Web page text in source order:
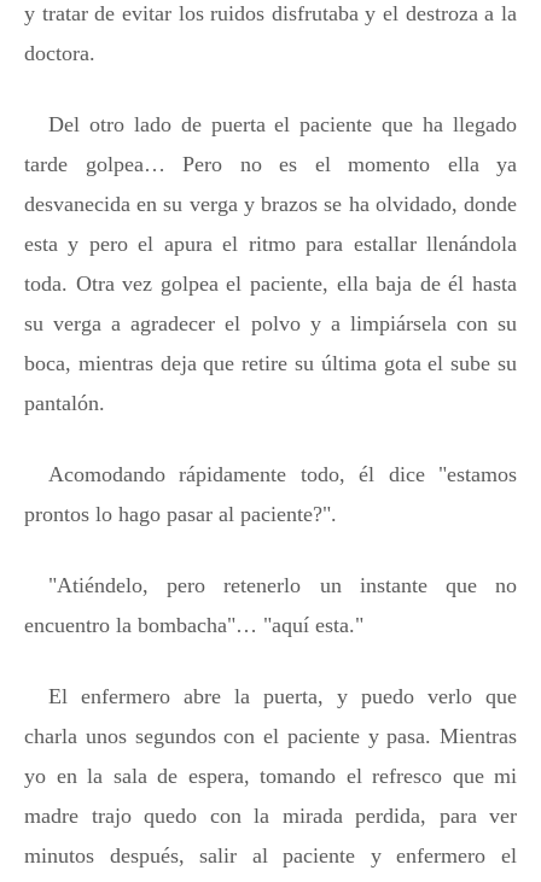
y tratar de evitar los ruidos disfrutaba y el destroza a la
doctora.
Del otro lado de puerta el paciente que ha llegado
tarde golpea… Pero no es el momento ella ya
desvanecida en su verga y brazos se ha olvidado, donde
esta y pero el apura el ritmo para estallar llenándola
toda. Otra vez golpea el paciente, ella baja de él hasta
su verga a agradecer el polvo y a limpiársela con su
boca, mientras deja que retire su última gota el sube su
pantalón.
Acomodando rápidamente todo, él dice "estamos
prontos lo hago pasar al paciente?".
"Atiéndelo, pero retenerlo un instante que no
encuentro la bombacha"… "aquí esta."
El enfermero abre la puerta, y puedo verlo que
charla unos segundos con el paciente y pasa. Mientras
yo en la sala de espera, tomando el refresco que mi
madre trajo quedo con la mirada perdida, para ver
minutos después, salir al paciente y enfermero el